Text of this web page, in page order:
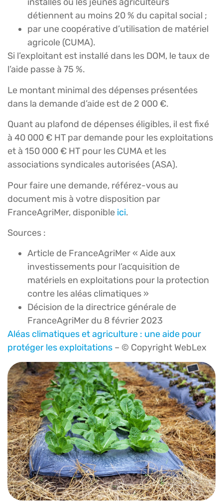
installés ou les jeunes agriculteurs
détiennent au moins 20 % du capital social ;
par une coopérative d’utilisation de matériel
agricole (CUMA).
Si l’exploitant est installé dans les DOM, le taux de
l’aide passe à 75 %.
Le montant minimal des dépenses présentées
dans la demande d’aide est de 2 000 €.
Quant au plafond de dépenses éligibles, il est fixé
à 40 000 € HT par demande pour les exploitations
et à 150 000 € HT pour les CUMA et les
associations syndicales autorisées (ASA).
Pour faire une demande, référez-vous au
document mis à votre disposition par
FranceAgriMer, disponible ici.
Sources :
Article de FranceAgriMer « Aide aux
investissements pour l’acquisition de
matériels en exploitations pour la protection
contre les aléas climatiques »
Décision de la directrice générale de
FranceAgriMer du 8 février 2023
Aléas climatiques et agriculture : une aide pour
protéger les exploitations – © Copyright WebLex